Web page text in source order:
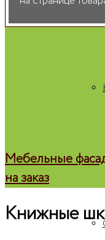
Мебельные
на заказ
Книжные